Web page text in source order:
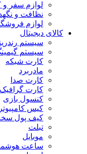
لوازم سفر و
نظافت و
لوازم
کالای دیجیتال
سیستم
سیستم
کارت شبکه
مادربرد
کارت صدا
کارت گرافیک
کنسول بازی
کیس کامپیوتر
کیف پول
تبلت
موبایل
ساعت